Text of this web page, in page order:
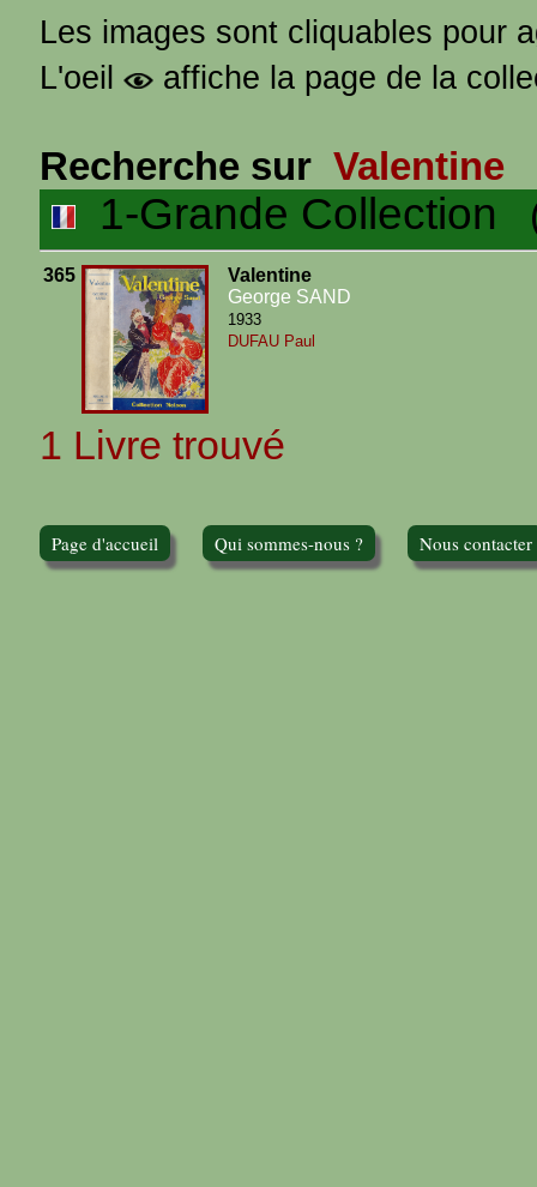
Les images sont cliquables pour
L'oeil
affiche la page de la
Recherche sur Valentine
1-Grande Collection
365
Valentine
George SAND
1933
DUFAU Paul
1 Livre trouvé
Page d'accueil Qui sommes-nous ? Nous contacter